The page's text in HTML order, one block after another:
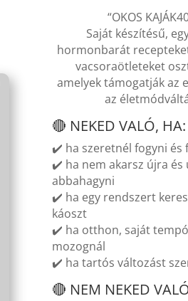
“OKOS
Saját készítésű,
hormonbarát
vacsoraötleteket
amelyek támogatják az
az
🔴 NEKED VALÓ, HA:
✔️ ha szeretnél fogyni és
✔️ ha nem akarsz újra és
abbahagyni
✔️ ha egy rendszert
káoszt
✔️ ha otthon, saját
mozognál
✔️ ha tartós változást
🔴 NEM NEKED